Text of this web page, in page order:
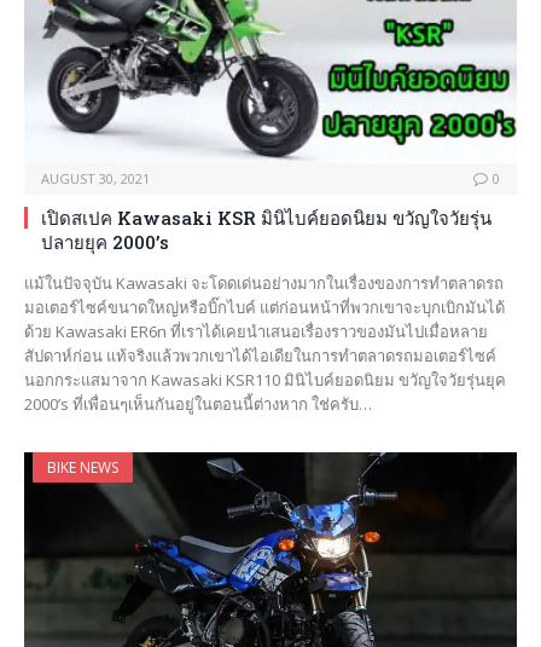
AUGUST 30, 2021 0
เปิดสเปค Kawasaki KSR มินิไบค์ยอดนิยม ขวัญใจวัยรุ่น
ปลายยุค 2000’s
แม้ในปัจจุบัน Kawasaki จะโดดเด่นอย่างมากในเรื่องของการทำตลาดรถ
มอเตอร์ไซค์ขนาดใหญ่หรือบิ๊กไบค์ แต่ก่อนหน้าที่พวกเขาจะบุกเบิกมันได้
ด้วย Kawasaki ER6n ที่เราได้เคยนำเสนอเรื่องราวของมันไปเมื่อหลาย
สัปดาห์ก่อน แท้จริงแล้วพวกเขาได้ไอเดียในการทำตลาดรถมอเตอร์ไซค์
นอกกระแสมาจาก Kawasaki KSR110 มินิไบค์ยอดนิยม ขวัญใจวัยรุ่นยุค
2000’s ที่เพื่อนๆเห็นกันอยู่ในตอนนี้ต่างหาก ใช่ครับ…
BIKE NEWS